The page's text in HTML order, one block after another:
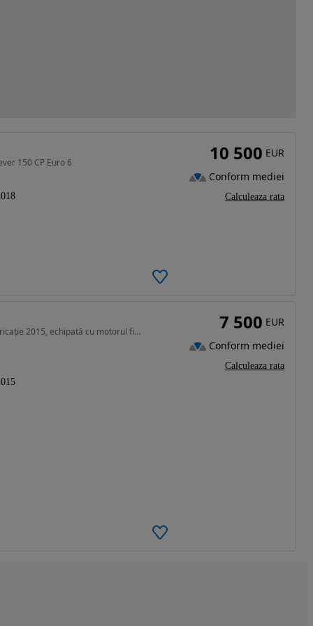
150 CP Euro 6 10 500 EUR
Conform mediei
Calculeaza rata
1968 cm3 • 150 CP • Vând Škoda Octavia III, an fabricație 2015, echipată cu motorul fiabil 7 500 EUR
Conform mediei
Calculeaza rata